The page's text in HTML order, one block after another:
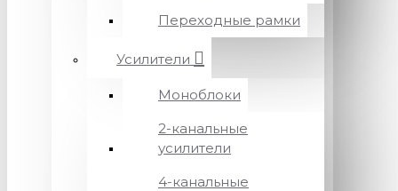
Переходные рамки
Усилители
Моноблоки
2-канальные
усилители
4-канальные